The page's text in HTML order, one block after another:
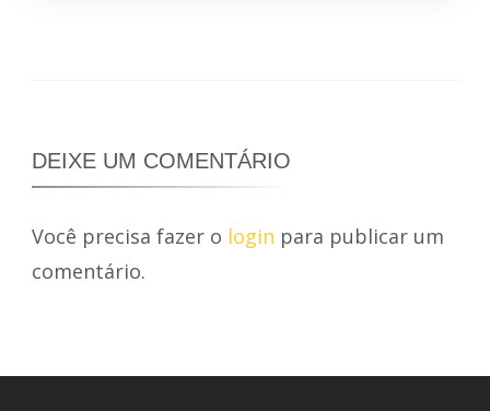
DEIXE UM COMENTÁRIO
Você precisa fazer o login para publicar um
comentário.